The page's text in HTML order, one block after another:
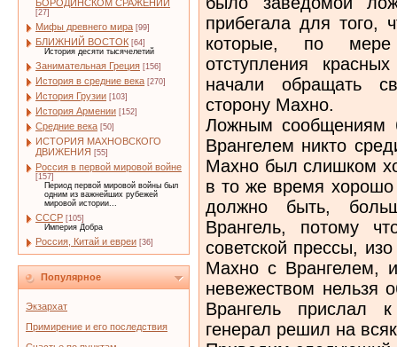
БОРОДИНСКОМ СРАЖЕНИИ
[27]
Мифы древнего мира [99]
БЛИЖНИЙ ВОСТОК [64]
История десяти тысячелетий
Занимательная Греция [156]
История в средние века [270]
История Грузии [103]
История Армении [152]
Средние века [50]
ИСТОРИЯ МАХНОВСКОГО
ДВИЖЕНИЯ [55]
Россия в первой мировой войне
[157]
Период первой мировой войны был
одним из важнейших рубежей
мировой истории...
СССР [105]
Империя Добра
Россия, Китай и евреи [36]
Популярное
Экзархат
Примирение и его последствия
прибегала для того,
которые, по
отступления
начали обращать
сторону Махно.
Ложным сообщениям
Врангелем никто
Махно был слишком
в то же время
должно быть,
Врангель, потому
советской прессы,
Махно с Врангелем,
невежеством нельзя
Врангель прислал
генерал решил на